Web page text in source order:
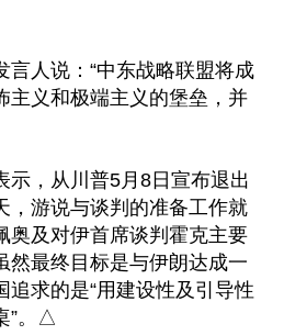
言人说：“中东战略联盟将成
主义和极端主义的堡垒，并
示，从川普5月8日宣布退出
，游说与谈判的准备工作就
奥及对伊首席谈判霍克主要
然最终目标是与伊朗达成一
追求的是“用建设性及引导性